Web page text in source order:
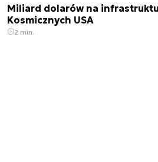
Miliard dolarów na
Kosmicznych USA
2 min.